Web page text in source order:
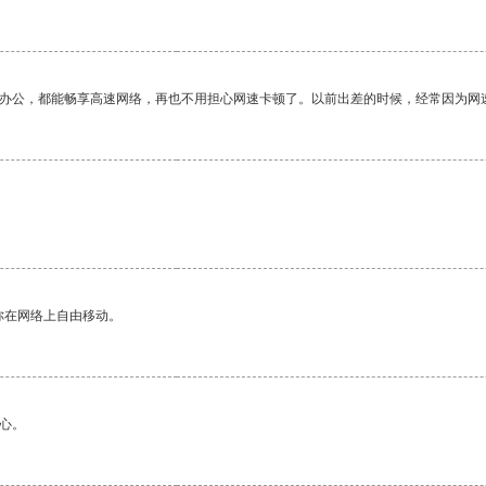
，都能畅享高速网络，再也不用担心网速卡顿了。以前出差的时候，经常因为
网络上自由移动。
。